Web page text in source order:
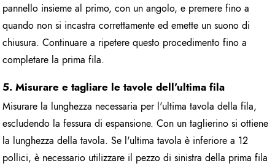
pannello insieme al primo, con un angolo, e premere fino a
quando non si incastra correttamente ed emette un suono di
chiusura. Continuare a ripetere questo procedimento fino a
completare la prima fila.
5. Misurare e tagliare le tavole dell'ultima fila
Misurare la lunghezza necessaria per l'ultima tavola della fila,
escludendo la fessura di espansione. Con un taglierino si ottiene
la lunghezza della tavola. Se l'ultima tavola è inferiore a 12
pollici, è necessario utilizzare il pezzo di sinistra della prima fila